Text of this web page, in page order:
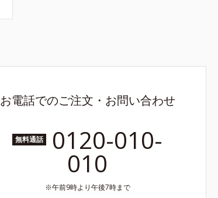
お電話でのご注文・お問い合わせ
無料通話 0120-010-
010
午前9時より午後7時まで